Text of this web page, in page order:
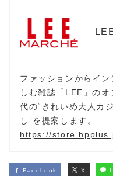
ファッションからイ
しむ雑誌「LEE」の
代の“きれいめ大人カ
し”を提案します。
https://
Facebook X